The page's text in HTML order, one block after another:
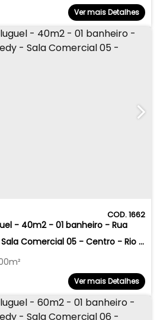
Ver mais Detalhes
1662
- 40m2 - 01 banheiro - Rua
Comercial 05 - Centro - Rio
m²
Ver mais Detalhes